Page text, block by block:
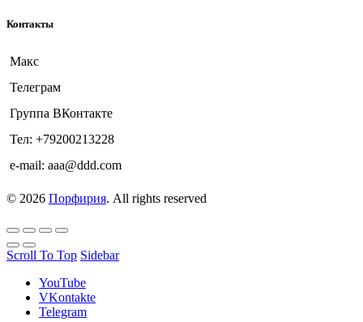
Контакты
Макс
Телеграм
Группа ВКонтакте
Тел: +79200213228
e-mail: aaa@ddd.com
© 2026 Порфирия. All rights reserved
Scroll To Top Sidebar
YouTube
VKontakte
Telegram